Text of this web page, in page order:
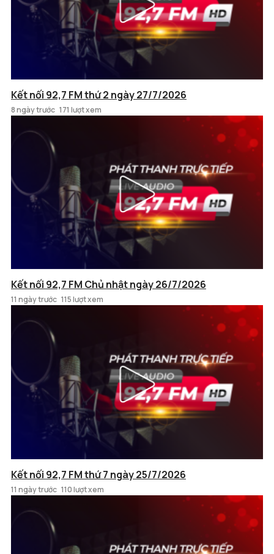
Kết nối 92,7 FM thứ 2 ngày 27/7/2026
8 ngày trước 171 lượt xem
Kết nối 92,7 FM Chủ nhật ngày 26/7/2026
11 ngày trước 115 lượt xem
Kết nối 92,7 FM thứ 7 ngày 25/7/2026
11 ngày trước 110 lượt xem